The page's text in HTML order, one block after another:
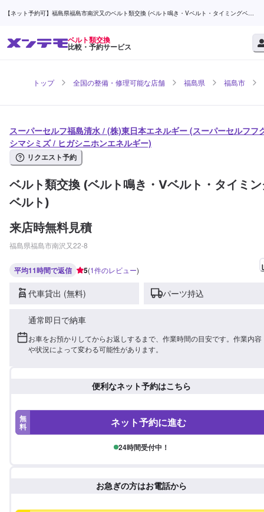
【ネット予約可】福島県福島市南沢又のベルト類交換 (ベルト鳴き・Vベルト・タイミングベル
ベルト類交換
比較・予約サービス
トップ 全国の整備・修理可能な店舗 福島県 福島市
スーパーセルフ福島清水 / (株)東日本エネルギー (スーパーセルフフ
シマシミズ / ヒガシニホンエネルギー)
リクエスト予約
ベルト類交換 (ベルト鳴き・Vベルト・タイミ
ベルト)
来店時無料見積
福島県福島市南沢又22-8
平均11時間で返信 5(1件のレビュー)
代車貸出 (無料) パーツ持込
通常即日で納車
お車をお預かりしてからお返しするまで、作業時間の目安です。作業内容
や状況によって変わる可能性があります。
便利なネット予約はこちら
無
料 ネット予約に進む
24時間受付中！
お急ぎの方はお電話から